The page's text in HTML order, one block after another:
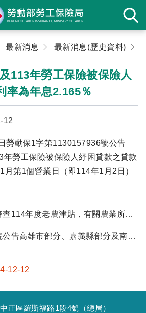
最新消息 最新消息(歷史資料)
113年勞工保險被保險人
率為年息2.165％
12
勞動保1字第1130157936號公告
勞工保險被保險人紓困貸款之貸款
月第1個營業日（即114年1月2日）
有關農業所得以外之個人綜合所得稅各類所得總額，依農業部公告，係以財政部財政資訊中心提供112年度個人綜合所得稅各類所得總額為基準。
市部分、嘉義縣部分及南投縣部分為凱米颱風風災災區，勞保局立即啟動協助措施
12-12
正區羅斯福路1段4號（總局）